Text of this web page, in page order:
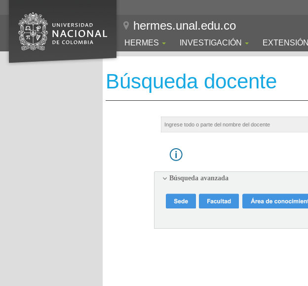
hermes.unal.edu.co
HERMES INVESTIGACIÓN EXTENSIÓN
Búsqueda docente
Búsqueda avanzada